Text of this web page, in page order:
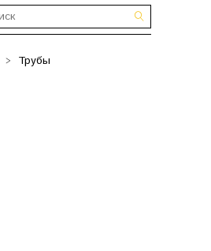
Трубы